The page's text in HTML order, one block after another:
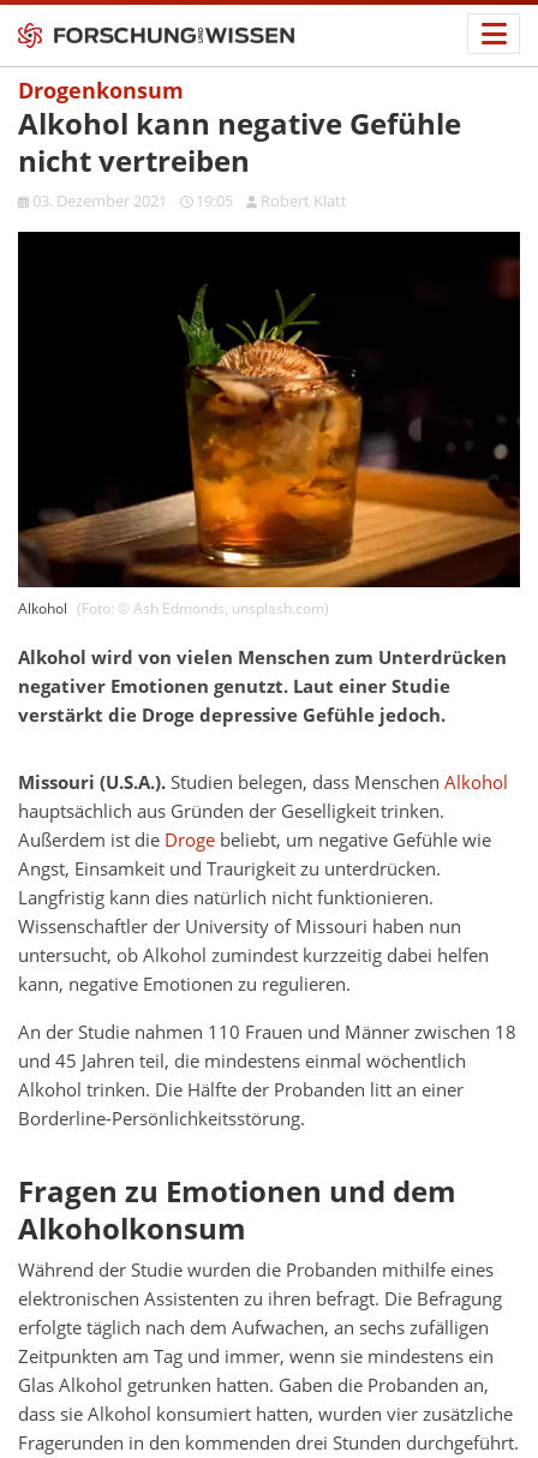
Drogenkonsum
Alkohol kann negative Gefühle
nicht vertreiben
03. Dezember 2021 19:05 Robert Klatt
Alkohol (Foto: © Ash Edmonds, unsplash.com)
Alkohol wird von vielen Menschen zum Unterdrücken
negativer Emotionen genutzt. Laut einer Studie
verstärkt die Droge depressive Gefühle jedoch.
Missouri (U.S.A.).Studien belegen, dass Menschen Alkohol
hauptsächlich aus Gründen der Geselligkeit trinken.
Außerdem ist die Droge beliebt, um negative Gefühle wie
Angst, Einsamkeit und Traurigkeit zu unterdrücken.
Langfristig kann dies natürlich nicht funktionieren.
Wissenschaftler der University of Missouri haben nun
untersucht, ob Alkohol zumindest kurzzeitig dabei helfen
kann, negative Emotionen zu regulieren.
An der Studie nahmen 110 Frauen und Männer zwischen 18
und 45 Jahren teil, die mindestens einmal wöchentlich
Alkohol trinken. Die Hälfte der Probanden litt an einer
Borderline-Persönlichkeitsstörung.
Fragen zu Emotionen und dem
Alkoholkonsum
Während der Studie wurden die Probanden mithilfe eines
elektronischen Assistenten zu ihren befragt. Die Befragung
erfolgte täglich nach dem Aufwachen, an sechs zufälligen
Zeitpunkten am Tag und immer, wenn sie mindestens ein
Glas Alkohol getrunken hatten. Gaben die Probanden an,
dass sie Alkohol konsumiert hatten, wurden vier zusätzliche
Fragerunden in den kommenden drei Stunden durchgeführt.